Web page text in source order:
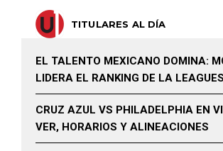
TITULARES AL DÍA
EL TALENTO MEXICANO DOMINA:
LIDERA EL RANKING DE LA
CRUZ AZUL VS PHILADELPHIA EN
VER, HORARIOS Y ALINEACIONES